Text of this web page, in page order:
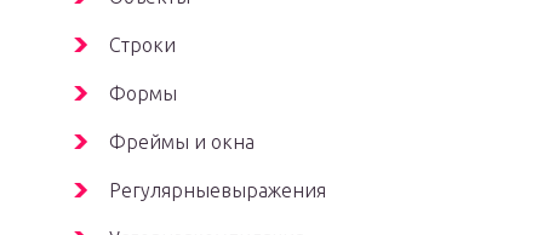
Строки
Формы
Фреймы и окна
Регулярныевыражения